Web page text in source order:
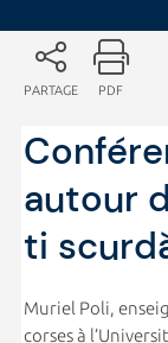
PARTAGE PDF
autour
ti
Muriel Poli,
corses à